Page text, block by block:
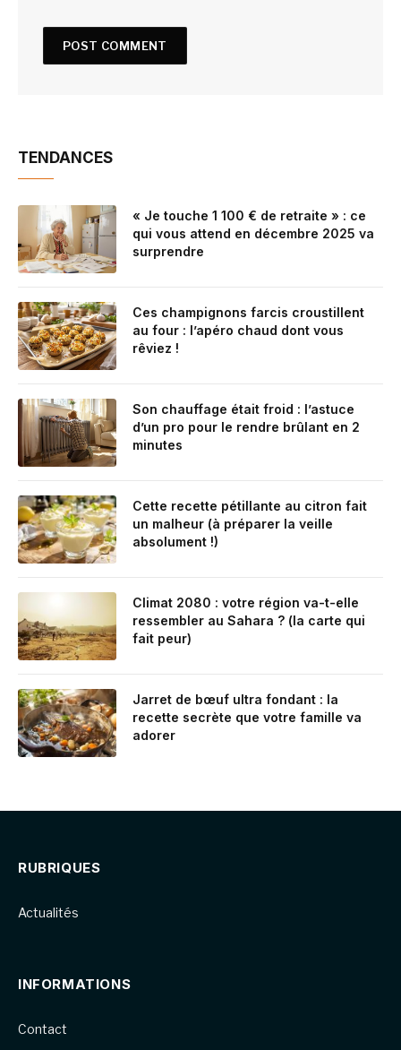
TENDANCES
« Je touche 1 100 € de retraite » : ce
qui vous attend en décembre 2025 va
surprendre
Ces champignons farcis croustillent
au four : l’apéro chaud dont vous
rêviez !
Son chauffage était froid : l’astuce
d’un pro pour le rendre brûlant en 2
minutes
Cette recette pétillante au citron fait
un malheur (à préparer la veille
absolument !)
Climat 2080 : votre région va-t-elle
ressembler au Sahara ? (la carte qui
fait peur)
Jarret de bœuf ultra fondant : la
recette secrète que votre famille va
adorer
RUBRIQUES
Actualités
INFORMATIONS
Contact